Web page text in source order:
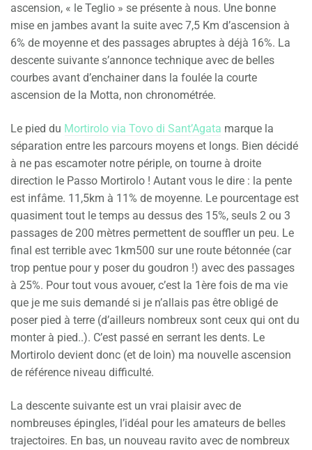
ascension, « le Teglio » se présente à nous. Une bonne
mise en jambes avant la suite avec 7,5 Km d’ascension à
6% de moyenne et des passages abruptes à déjà 16%. La
descente suivante s’annonce technique avec de belles
courbes avant d’enchainer dans la foulée la courte
ascension de la Motta, non chronométrée.
Le pied du Mortirolo via Tovo di Sant’Agata marque la
séparation entre les parcours moyens et longs. Bien décidé
à ne pas escamoter notre périple, on tourne à droite
direction le Passo Mortirolo ! Autant vous le dire : la pente
est infâme. 11,5km à 11% de moyenne. Le pourcentage est
quasiment tout le temps au dessus des 15%, seuls 2 ou 3
passages de 200 mètres permettent de souffler un peu. Le
final est terrible avec 1km500 sur une route bétonnée (car
trop pentue pour y poser du goudron !) avec des passages
à 25%. Pour tout vous avouer, c’est la 1ère fois de ma vie
que je me suis demandé si je n’allais pas être obligé de
poser pied à terre (d’ailleurs nombreux sont ceux qui ont du
monter à pied..). C’est passé en serrant les dents. Le
Mortirolo devient donc (et de loin) ma nouvelle ascension
de référence niveau difficulté.
La descente suivante est un vrai plaisir avec de
nombreuses épingles, l’idéal pour les amateurs de belles
trajectoires. En bas, un nouveau ravito avec de nombreux